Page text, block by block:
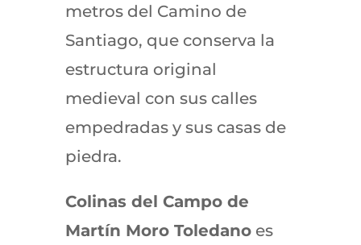
metros del Camino de
Santiago, que conserva la
estructura original
medieval con sus calles
empedradas y sus casas de
piedra.
Colinas del Campo de
Martín Moro Toledanoes